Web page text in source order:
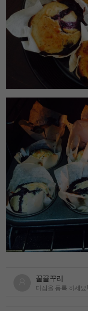
꿀꿀꾸리
다짐을 등록 하세요!